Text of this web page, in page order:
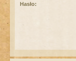
Hasło: